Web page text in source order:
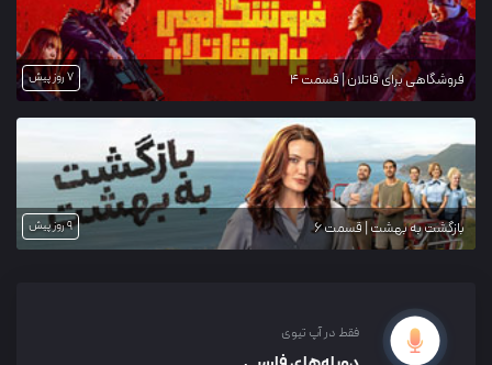
فروشگاهی برای قاتلان | قسمت 4 7 روز پیش
بازگشت به بهشت | قسمت 6 9 روز پیش
فقط در آپ تیوی